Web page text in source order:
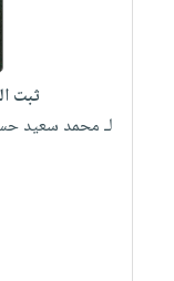
ثبت
لـ محمد سعيد